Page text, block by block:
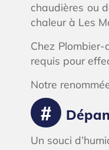
chaudières ou
chaleur à Les
Chez
requis pour
Notre
Un souci